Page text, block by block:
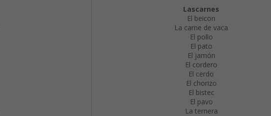
Lascarnes
El beicon
La carne de vaca
El pollo
El pato
El jamón
El cordero
El cerdo
El chorizo
El bistec
El pavo
La ternera